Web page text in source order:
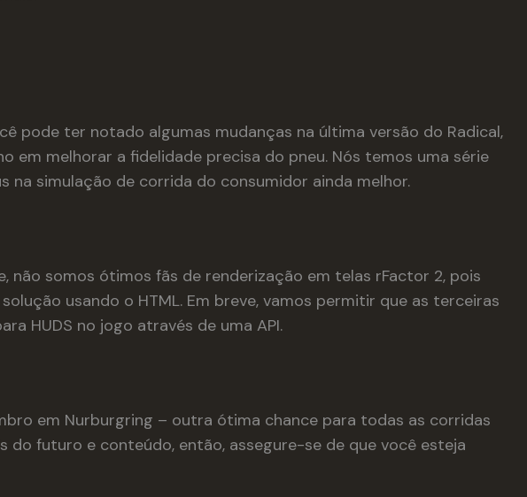
pode ter notado algumas mudanças na última versão do Radical,
em melhorar a fidelidade precisa do pneu. Nós temos uma série
na simulação de corrida do consumidor ainda melhor.
não somos ótimos fãs de renderização em telas rFactor 2, pois
usando o HTML. Em breve, vamos permitir que as terceiras
HUDS no jogo através de uma API.
em Nurburgring – outra ótima chance para todas as corridas
do futuro e conteúdo, então, assegure-se de que você esteja